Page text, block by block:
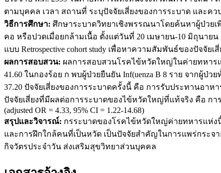
ตามบุคคล เวลา สถานที่ ระบุปัจจัยเสี่ยงของการระบาด และ
วิธีการศึกษา: ศึกษาระบาดวิทยาเชิงพรรณนาโดยค้นหาผู้ป่วย
คอ หรือปวดเมื่อยกล้ามเนื้อ ตั้งแต่วันที่ 20 เมษายน-10 มิถุนาย
แบบ Retrospective cohort study เพื่อหาความสัมพันธ์ของปัจจัย
ผลการสอบสวน: ผลการสอบสวนโรคไข้หวัดใหญ่ในค่ายทหาร
41.60 ในกองร้อย ก พบผู้ป่วยยืนยัน Inf(uenza B 8 ราย จากผู้ป่
37.20 ปัจจัยเสี่ยงของการระบาดครั้งนี้ คือ การรับประทานอา
ปัจจัยเสี่ยงที่มีผลต่อการระบาดของไข้หวัดใหญ่ที่แท้จริง คือ การ
(adjusted OR = 4.33, 95% CI = 1.22-14.68)
สรุปและวิจารณ์: กรระบาดของโรคไข้หวัดใหญ่ค่ายทหารแห่ง
และการฝึกใกล้คนที่เป็นหวัด เป็นปัจจัยสำคัญในการแพร่กระ
กิจวัตรประจำวัน ส่งเสริมสุขวิทยาส่วนบุคคล